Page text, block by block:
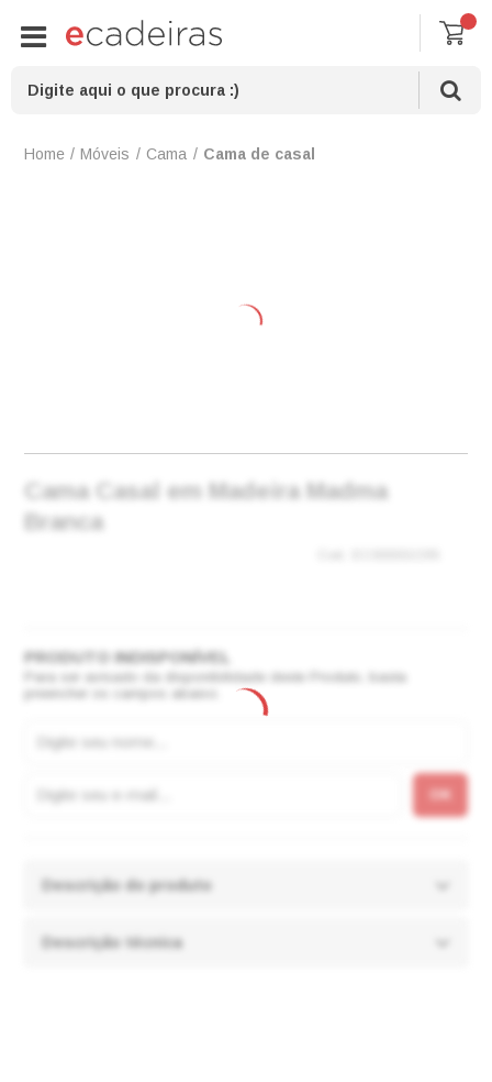
Móveis Cama Cama de casal
Cama Casal em Madeira Madma
Branca
Para ser avisado da disponibilidade deste Produto, basta
preencher os campos abaixo.
Descrição do produto
Descrição técnica